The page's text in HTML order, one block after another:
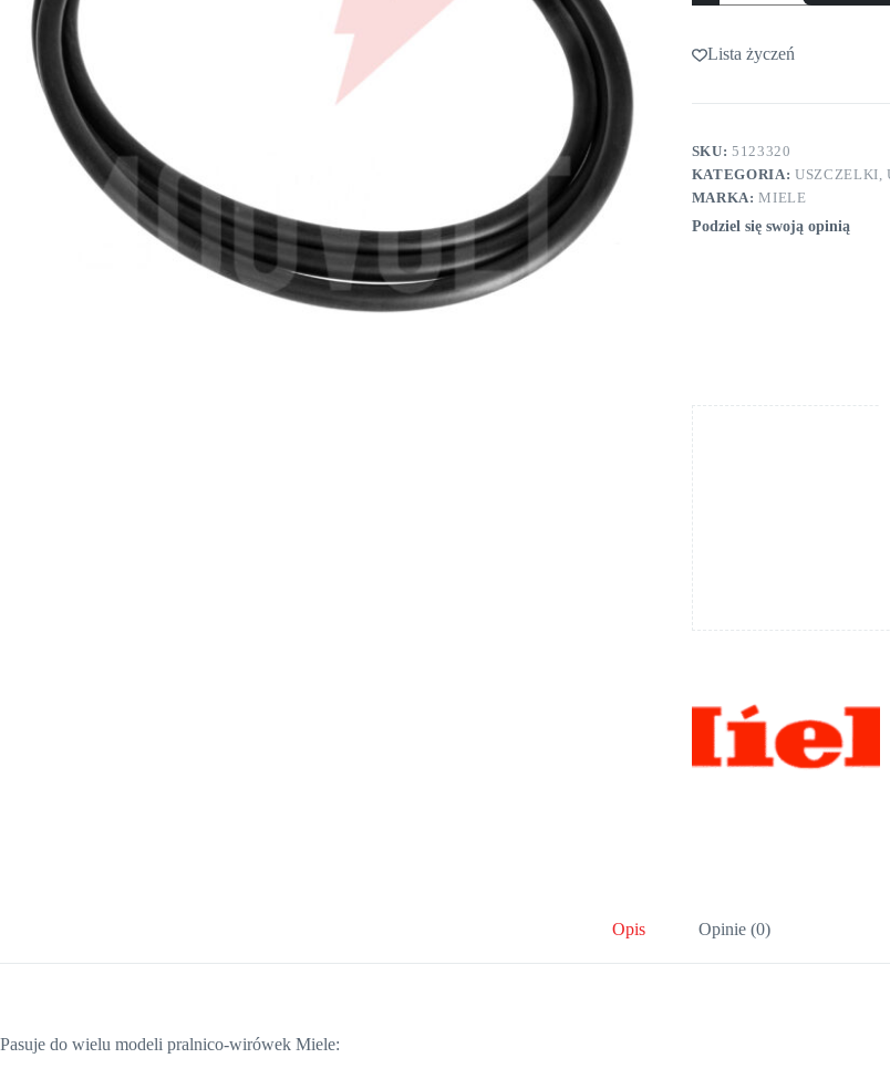
ścianki
Lista życzeń
SKU:5123320
KATEGORIA: USZCZELKI,
MARKA:MIELE
Podziel się swoją opinią
Opis Opinie (0)
Pasuje do wielu modeli pralnico-wirówek Miele: